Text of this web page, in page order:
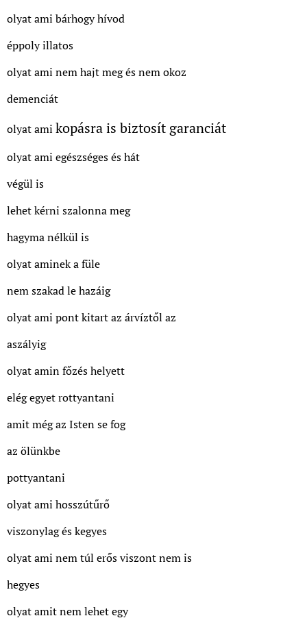
olyat ami bárhogy hívod
éppoly illatos
olyat ami nem hajt meg és nem okoz
demenciát
olyat ami kopásra is biztosít garanciát
olyat ami egészséges és hát
végül is
lehet kérni szalonna meg
hagyma nélkül is
olyat aminek a füle
nem szakad le hazáig
olyat ami pont kitart az árvíztől az
aszályig
olyat amin főzés helyett
elég egyet rottyantani
amit még az Isten se fog
az ölünkbe
pottyantani
olyat ami hosszútűrő
viszonylag és kegyes
olyat ami nem túl erős viszont nem is
hegyes
olyat amit nem lehet egy